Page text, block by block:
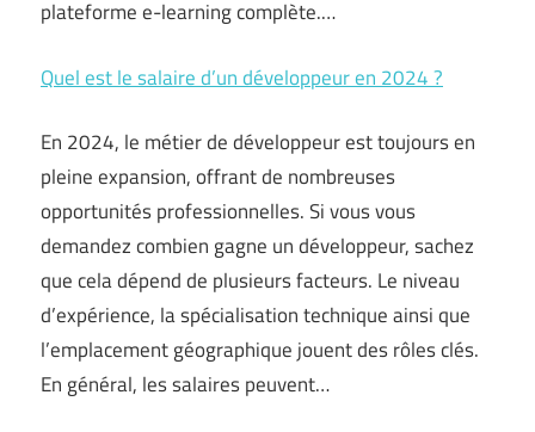
plateforme e-learning complète.…
Quel est le salaire d’un développeur en 2024 ?
En 2024, le métier de développeur est toujours en
pleine expansion, offrant de nombreuses
opportunités professionnelles. Si vous vous
demandez combien gagne un développeur, sachez
que cela dépend de plusieurs facteurs. Le niveau
d’expérience, la spécialisation technique ainsi que
l’emplacement géographique jouent des rôles clés.
En général, les salaires peuvent…